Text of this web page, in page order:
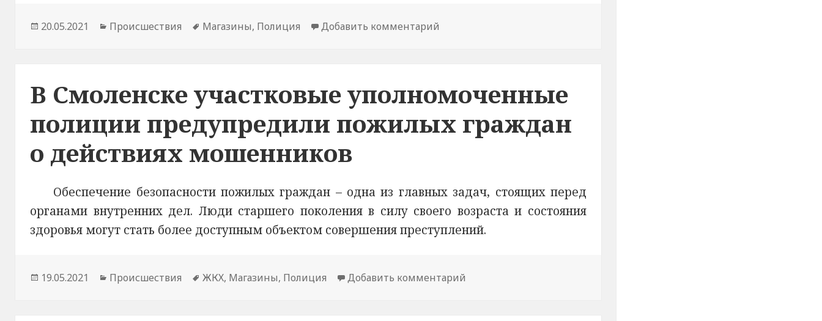
Опубликовано
20.05.2021 Рубрики
Происшествия Метки
Магазины, Полиция Добавить комментарий
В Смоленске участковые уполномоченные
полиции предупредили пожилых граждан
о действиях мошенников
Обеспечение безопасности пожилых граждан – одна из главных задач, стоящих перед
органами внутренних дел. Люди старшего поколения в силу своего возраста и состояния
здоровья могут стать более доступным объектом совершения преступлений.
Опубликовано
19.05.2021 Рубрики
Происшествия Метки
ЖКХ, Магазины, Полиция Добавить комментарий